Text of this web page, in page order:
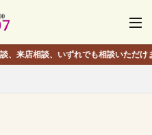
ずれでも相談いただけます。